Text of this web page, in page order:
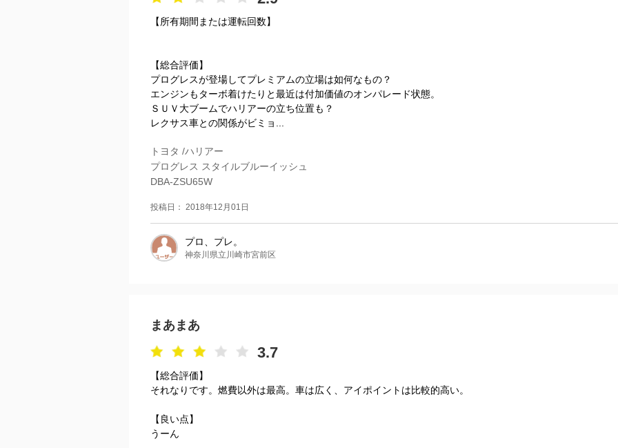
【所有期間または運転回数】
【総合評価】
プログレスが登場してプレミアムの立場は如何なもの？
エンジンもターボ着けたりと最近は付加価値のオンパレード状態。
ＳＵＶ大ブームでハリアーの立ち位置も？
レクサス車との関係がビミョ...
トヨタ /ハリアー
プログレス スタイルブルーイッシュ
DBA-ZSU65W
投稿日： 2018年12月01日
プロ、プレ。
神奈川県立川崎市宮前区
まあまあ
3.7
【総合評価】
それなりです。燃費以外は最高。車は広く、アイポイントは比較的高い。
【良い点】
うーん